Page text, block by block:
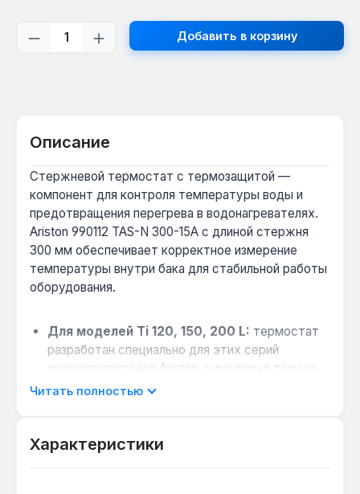
Количество продукта: введите
Добавить в корзину
Описание
Стержневой термостат с термозащитой —
компонент для контроля температуры воды и
предотвращения перегрева в водонагревателях.
Ariston 990112 TAS-N 300-15A с длиной стержня
300 мм обеспечивает корректное измерение
температуры внутри бака для стабильной работы
оборудования.
Для моделей Ti 120, 150, 200 L: термостат
разработан специально для этих серий
водонагревателей Ariston, гарантируя точную
посадку и совместимость.
критической температуры около 75 °C,
Читать полностью
Характеристики